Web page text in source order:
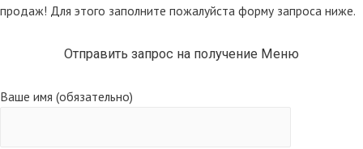
продаж! Для этого заполните пожалуйста форму запроса ниже.
Отправить запрос на получение Меню
Ваше имя (обязательно)